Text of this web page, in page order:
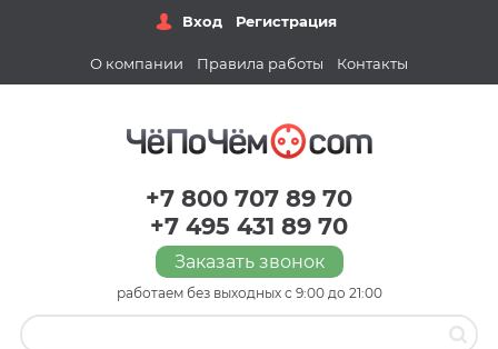
Вход Регистрация
О компании Правила работы Контакты
+7 800 707 89 70
+7 495 431 89 70
Заказать звонок
работаем без выходных с 9:00 до 21:00